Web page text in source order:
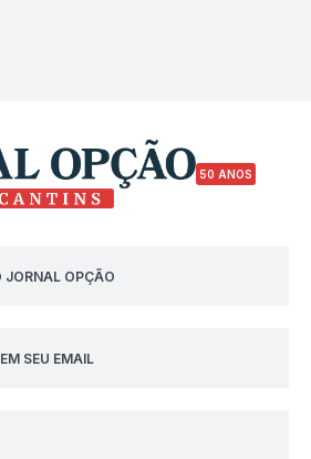
50 ANOS
JORNAL OPÇÃO
SEU EMAIL